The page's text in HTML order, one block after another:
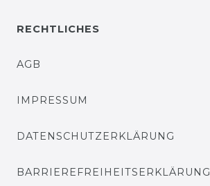
RECHTLICHES
AGB
IMPRESSUM
DATENSCHUTZERKLÄRUNG
BARRIEREFREIHEITSERKLÄRUNG